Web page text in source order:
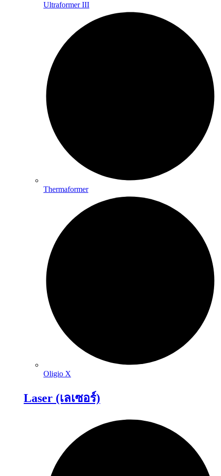
Ultraformer III
Thermaformer
Oligio X
Laser (เลเซอร์)